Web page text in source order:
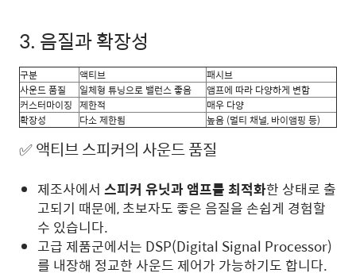
3. 음질과 확장성
구분 액티브
패시브
사운드 품질
일체형 튜닝으로 밸런스 좋음
앰프에 따라 다양하게 변함
커스터마이징 제한적
매우 다양
확장성
다소 제한됨 높음 (멀티 채널, 바이앰핑 등)
✅ 액티브 스피커의 사운드 품질
제조사에서 스피커 유닛과 앰프를 최적화한 상태로 출
고되기 때문에, 초보자도 좋은 음질을 손쉽게 경험할
수 있습니다.
고급 제품군에서는 DSP(Digital Signal Processor)
를 내장해 정교한 사운드 제어가 가능하기도 합니다.